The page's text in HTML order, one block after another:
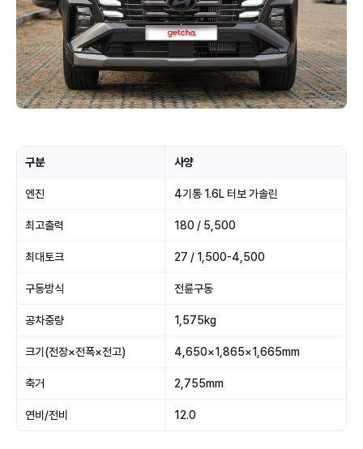
구분 사양
엔진 4기통 1.6L 터보 가솔린
최고출력 180 / 5,500
최대토크 27 / 1,500-4,500
구동방식 전륜구동
공차중량 1,575kg
크기(전장×전폭×전고) 4,650×1,865×1,665mm
축거 2,755mm
연비/전비 12.0